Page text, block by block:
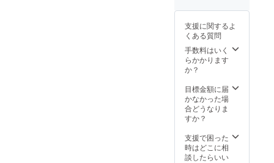
トレー
参加券
・名前
をジム
HPや
YouTub
にて協
賛者と
して掲
載しま
支援に関するよ
くある質問
手数料はいく
らかかります
か？
目標金額に届
かなかった場
合どうなりま
すか？
支援で困った
時はどこに相
談したらいい